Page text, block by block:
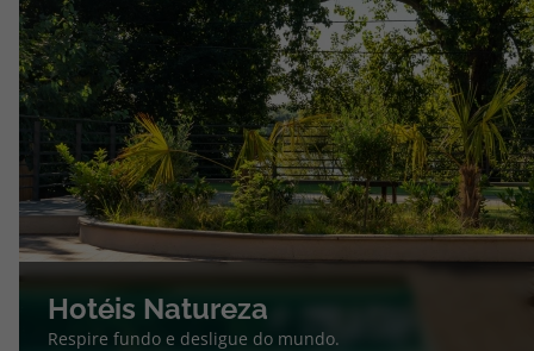
Hotéis Natureza
Respire fundo e desligue do mundo.